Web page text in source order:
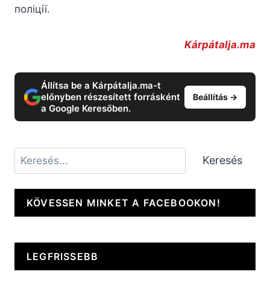
поліції.
Kárpátalja.ma
Állítsa be a Kárpátalja.ma-t
előnyben részesített forrásként
a Google Keresőben.
Beállítás →
Keresés Keresés
KÖVESSEN MINKET A FACEBOOKON!
LEGFRISSEBB